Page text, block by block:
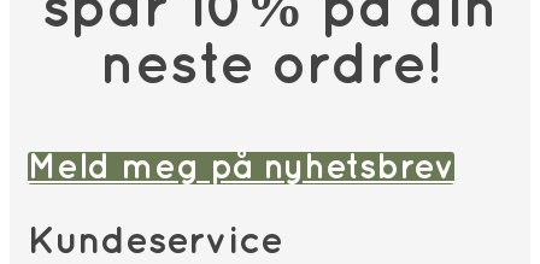
neste ordre!
Meld meg på nyhetsbrev
Kundeservice